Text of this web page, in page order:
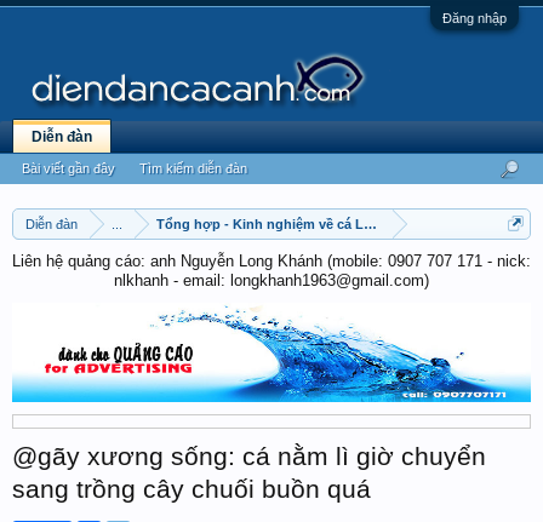
Đăng nhập
Diễn đàn Tổng hợp - Kinh nghiệm về cá La Hán
Liên hệ quảng cáo: anh Nguyễn Long Khánh (mobile: 0907 707 171 - nick:
nlkhanh - email: longkhanh1963@gmail.com)
@gãy xương sống: cá nằm lì giờ chuyển
sang trồng cây chuối buồn quá
Diễn đàn
Bài viết gần đây Tìm kiếm diễn đàn